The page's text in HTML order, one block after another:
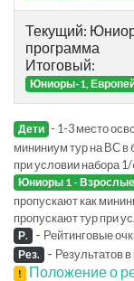
Текущий:
программа
Итоговый:
Юниоры-1,
Дети - 1-3 место
мининиум тур на ВС в
при условии набора
Юниоры 1 - Взрослые
пропускают как
пропускают тур при
Р. - Рейтинговые
Рез. - Результатов в
! Положение о